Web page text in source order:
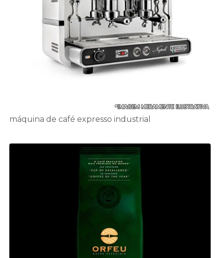
máquina de café expresso industrial